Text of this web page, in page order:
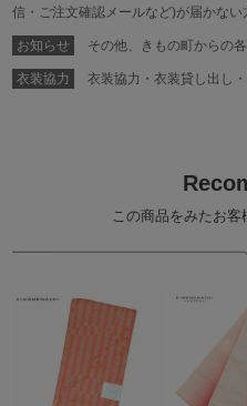
信・ご注文確認メールなど)が届かない
お知らせ その他、きもの町からの
衣装協力 衣装協力・衣装貸し出し
この商品をみたお